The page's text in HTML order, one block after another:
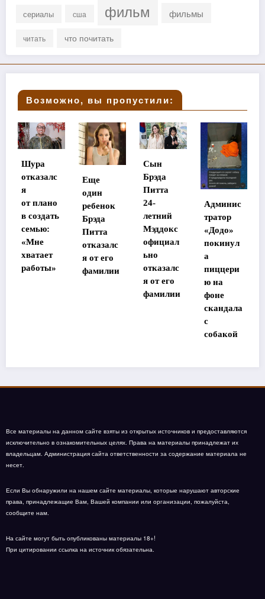
сериалы сша фильм фильмы
читать что почитать
Возможно, вы пропустили:
Еще
ребенок
Брэда
Питта
я от его
фамилии
Сын
24-
Мэддокс
официал
ьно
отказалс
тратор
«Додо»
покинул
пиццери
ю на
фоне
скандала
Стала
известна
потеряв
шей
память
в Таилан
участниц
Все материалы на данном сайте взяты из открытых источников и предоставляются
исключительно в ознакомительных целях. Права на материалы принадлежат их
владельцам. Администрация сайта ответственности за содержание материала не
несет.
Если Вы обнаружили на нашем сайте материалы, которые нарушают авторские
права, принадлежащие Вам, Вашей компании или организации, пожалуйста,
сообщите нам.
На сайте могут быть опубликованы материалы 18+!
При цитировании ссылка на источник обязательна.